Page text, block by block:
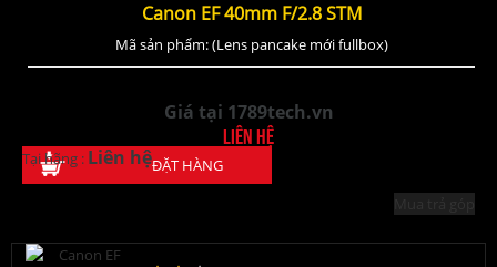
Canon EF 40mm F/2.8 STM
Mã sản phẩm: (Lens pancake mới fullbox)
Giá tại 1789tech.vn
Liên hệ
Tại hãng : Liên hệĐẶT HÀNG